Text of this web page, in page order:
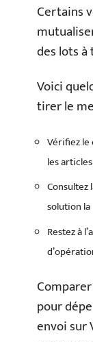
Certains
des lots
Voici
tirer le
Vérifiez
les
solution
Restez à
pour
envoi sur